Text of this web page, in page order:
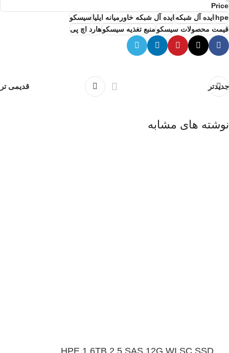
Price
hpe ایده آل شبکه ایده آل شبکه خاورمیانه ایلیا سیسکو
قیمت محصولات سیسکو منبع تغذیه سیسکو هارد اچ پی
جدیدتر قدیمی تر
نوشته های مشابه